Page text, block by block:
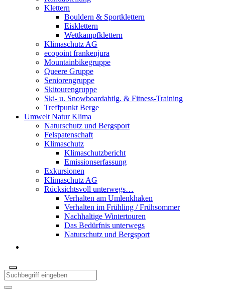
Klettern
Bouldern & Sportklettern
Eisklettern
Wettkampfklettern
Klimaschutz AG
ecopoint frankenjura
Mountainbikegruppe
Queere Gruppe
Seniorengruppe
Skitourengruppe
Ski- u. Snowboardabtlg. & Fitness-Training
Treffpunkt Berge
Umwelt Natur Klima
Naturschutz und Bergsport
Felspatenschaft
Klimaschutz
Klimaschutzbericht
Emissionserfassung
Exkursionen
Klimaschutz AG
Rücksichtsvoll unterwegs…
Verhalten am Umlenkhaken
Verhalten im Frühling / Frühsommer
Nachhaltige Wintertouren
Das Bedürfnis unterwegs
Naturschutz und Bergsport